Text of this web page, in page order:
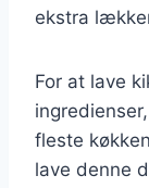
ekstra
For at lave
fleste
lave denne